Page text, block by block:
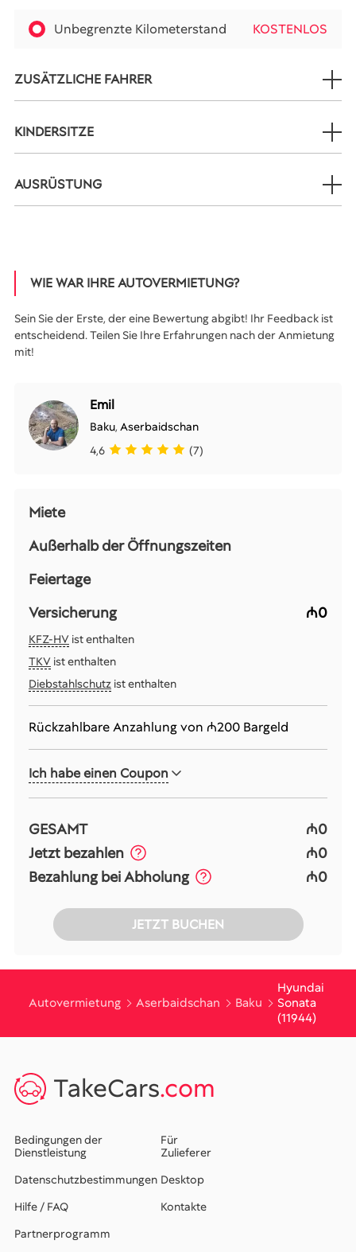
Unbegrenzte Kilometerstand KOSTENLOS
ZUSÄTZLICHE FAHRER
KINDERSITZE
AUSRÜSTUNG
WIE WAR IHRE AUTOVERMIETUNG?
Sein Sie der Erste, der eine Bewertung abgibt! Ihr Feedback ist
entscheidend. Teilen Sie Ihre Erfahrungen nach der Anmietung
mit!
Emil
Baku, Aserbaidschan
4,6
(7)
Miete
Außerhalb der Öffnungszeiten
Feiertage
Versicherung
₼0
KFZ-HV ist enthalten
TKV ist enthalten
Diebstahlschutz ist enthalten
Rückzahlbare Anzahlung von ₼200 Bargeld
Ich habe einen Coupon
GESAMT
₼0
Jetzt bezahlen
₼0
Bezahlung bei Abholung
₼0
JETZT BUCHEN
Autovermietung Aserbaidschan Baku
Hyundai
Sonata
(11944)
TakeCars.com
Bedingungen der
Dienstleistung
Datenschutzbestimmungen
Hilfe / FAQ
Partnerprogramm
Für
Zulieferer
Desktop
Kontakte